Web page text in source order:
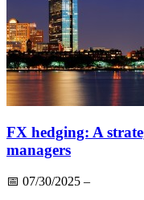
FX hedging: A
managers
📅 07/30/2025 –